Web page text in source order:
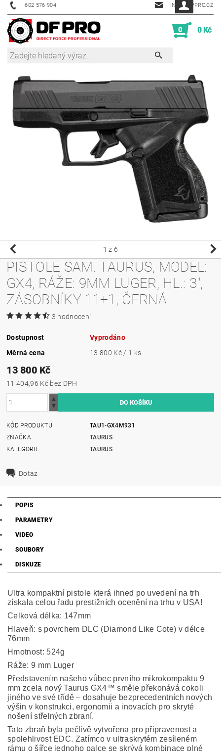
602 576 904 INFO@DFPRO.CZ
0 0 Kč
1 z 6
PISTOLE SAM. TAURUS, MODEL:
GX4, RÁŽE: 9MM LUGER, HL.: 3",
ZÁSOBNÍKY 11+1, ČERNÁ
3 hodnocení
Dostupnost
Vyprodáno
Měrná cena
13 800 Kč / 1 ks
13 800 Kč
11 404,96 Kč bez DPH
KÓD PRODUKTU
TAU1-GX4M931
ZNAČKA
TAURUS
KATEGORIE
TAURUS
Dotaz
POPIS
PARAMETRY
VIDEO
SOUBORY
DISKUZE
Ultra kompaktní pistole která ihned po uvedení na trh
získala celou řadu prestižních ocenění na trhu v USA!
Celková délka: 147mm
Hlaveň: s povrchem DLC (Diamond Like Cote) v délce
76mm
Hmotnost: 524g
Ráže: 9 mm Luger
Představením našeho vůbec prvního mikrokompaktu 9
mm zcela nový Taurus GX4™ směle překonává cokoli
jiného ve své třídě – dosahuje bezprecedentních nových
výšin v konstrukci, ergonomii a inovacích pro skryté
nošení střelných zbraní.
Tato zbraň byla pečlivě vytvořena pro připravenost a
spolehlivost EDC. Zatímco v ultraskrytém zesíleném
rámu o šířce jednoho palce se skrývá kombinace plné